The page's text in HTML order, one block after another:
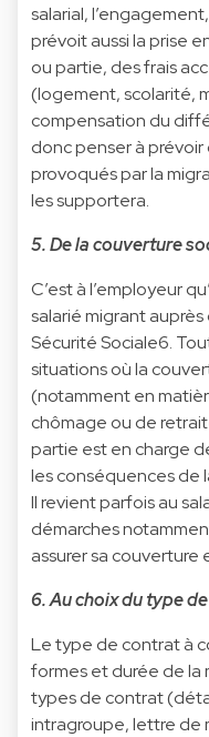
salarial,
prévoit aussi la prise
ou partie, des frais
(logement, scolarité,
compensation du
donc penser à
provoqués par la
les supportera.
5. De la couverture
C’est à l’employeur
salarié migrant
Sécurité Sociale6.
situations où la
(notamment en
chômage ou de
partie est en charge
les conséquences de
Il revient parfois au
démarches
assurer sa couverture
6. Au choix du type
Le type de contrat à
formes et durée de la
types de contrat
intragroupe, lettre de